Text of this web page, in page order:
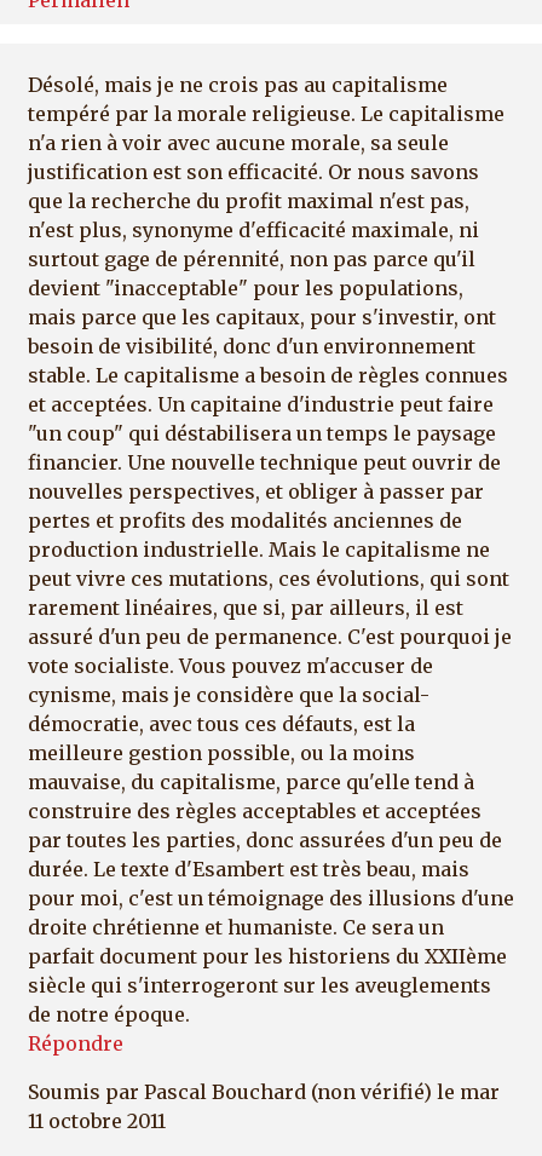
Désolé, mais je ne crois pas au capitalisme
tempéré par la morale religieuse. Le capitalisme
n'a rien à voir avec aucune morale, sa seule
justification est son efficacité. Or nous savons
que la recherche du profit maximal n'est pas,
n'est plus, synonyme d'efficacité maximale, ni
surtout gage de pérennité, non pas parce qu'il
devient "inacceptable" pour les populations,
mais parce que les capitaux, pour s'investir, ont
besoin de visibilité, donc d'un environnement
stable. Le capitalisme a besoin de règles connues
et acceptées. Un capitaine d'industrie peut faire
"un coup" qui déstabilisera un temps le paysage
financier. Une nouvelle technique peut ouvrir de
nouvelles perspectives, et obliger à passer par
pertes et profits des modalités anciennes de
production industrielle. Mais le capitalisme ne
peut vivre ces mutations, ces évolutions, qui sont
rarement linéaires, que si, par ailleurs, il est
assuré d'un peu de permanence. C'est pourquoi je
vote socialiste. Vous pouvez m'accuser de
cynisme, mais je considère que la social-
démocratie, avec tous ces défauts, est la
meilleure gestion possible, ou la moins
mauvaise, du capitalisme, parce qu'elle tend à
construire des règles acceptables et acceptées
par toutes les parties, donc assurées d'un peu de
durée. Le texte d'Esambert est très beau, mais
pour moi, c'est un témoignage des illusions d'une
droite chrétienne et humaniste. Ce sera un
parfait document pour les historiens du XXIIème
siècle qui s'interrogeront sur les aveuglements
de notre époque.
Répondre
Soumis par Pascal Bouchard (non vérifié) le mar
11 octobre 2011